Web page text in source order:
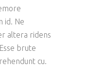
id. Ne
altera ridens
brute
cu.